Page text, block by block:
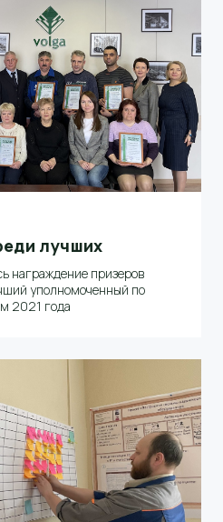
лучших
награждение призеров
уполномоченный по
2021 года